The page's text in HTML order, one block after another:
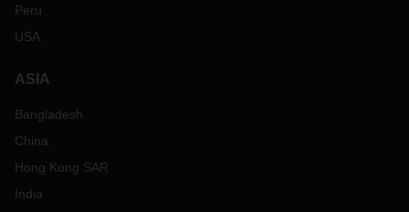
Peru
USA
ASIA
Bangladesh
China
Hong Kong SAR
India